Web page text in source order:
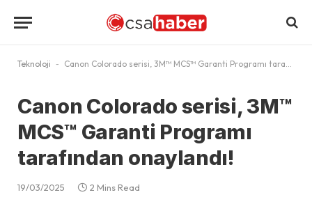
Teknoloji - Canon Colorado serisi, 3M™ MCS™ Garanti Programı tarafından onaylandı!
Canon Colorado serisi, 3M™
MCS™ Garanti Programı
tarafından onaylandı!
19/03/2025 2 Mins Read